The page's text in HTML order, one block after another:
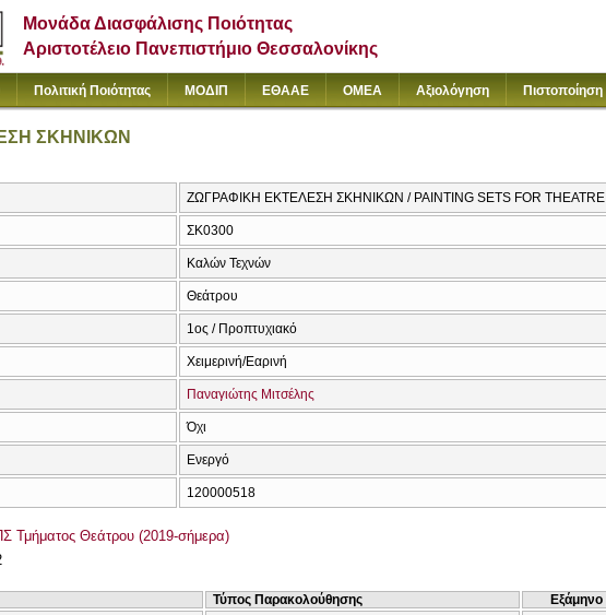
Μονάδα Διασφάλισης Ποιότητας
Αριστοτέλειο Πανεπιστήμιο Θεσσαλονίκης
Πολιτική Ποιότητας ΜΟΔΙΠ ΕΘΑΑΕ ΟΜΕΑ Αξιολόγηση Πιστοποίηση
ΣΚΗΝΙΚΩΝ
ΖΩΓΡΑΦΙΚΗ ΕΚΤΕΛΕΣΗ ΣΚΗΝΙΚΩΝ / PAINTING SETS FOR THEATRE
ΣΚ0300
Καλών Τεχνών
Θεάτρου
1ος / Προπτυχιακό
Χειμερινή/Εαρινή
Παναγιώτης Μιτσέλης
Όχι
Ενεργό
120000518
Τμήματος Θεάτρου (2019-σήμερα)
Τύπος Παρακολούθησης Εξάμηνο